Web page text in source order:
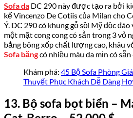
Sofa da DC 290 này được tạo ra bởi
kế Vincenzo De Cotiis của Milan cho
Ý. DC 290 có khung gỗ sồi Mỹ độc
một mặt cong cong có sẵn trong 3 vỏ
bằng bông xốp chất lượng cao, khâu
Sofa băngcó nhiều màu da mịn có
Khám phá: 45 Bộ Sofa Phòng
Thuyết Phục Khách Dễ Dàng
13. Bộ sofa bọt biển –